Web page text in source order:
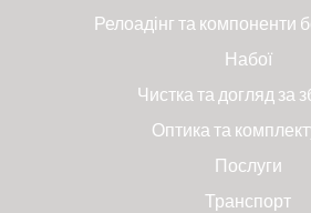
Релоадінг та компоненти
Набої
Чистка та догляд за
Оптика та
Послуги
Транспорт